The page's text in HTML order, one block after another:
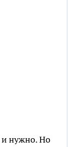
и нужно. Но